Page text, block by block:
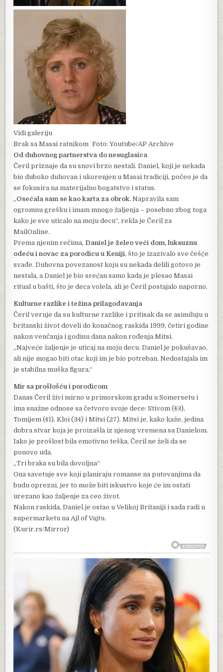
Vidi galeriju
Brak sa Masai ratnikom Foto: Youtube/AP Archive
Od duhovnog partnerstva do nesuglasica
Čeril priznaje da su snovi brzo nestali. Daniel, koji je nekada
bio duboko duhovan i ukorenjen u Masai tradiciji, počeo je da
se fokusira na materijalno bogatstvo i status.
„Osećala sam se kao karta za obrok. Napravila sam
ogromnu grešku i imam mnogo žaljenja – posebno zbog toga
kako je sve uticalo na moju decu“, rekla je Čeril za
MailOnline.
Prema njenim rečima, Daniel je želeo veći dom, luksuznu
odeću i novac za porodicu u Keniji, što je izazivalo sve češće
svađe. Duhovna povezanost koju su nekada delili gotovo je
nestala, a Daniel je bio srećan samo kada je plesao Masai
ritual u bašti, što je deca volela, ali je Čeril postajalo naporno.
Kulturne razlike i težina prilagođavanja
Čeril veruje da su kulturne razlike i pritisak da se asimiluju u
britanski život doveli do konačnog raskida 1999, četiri godine
nakon venčanja i godinu dana nakon rođenja Mitsi.
„Najveće žaljenje je uticaj na moju decu. Daniel je pokušavao,
ali nije mogao biti otac koji im je bio potreban. Nedostajala im
je stabilna muška figura.“
Mir sa prošlošću i porodicom
Danas Čeril živi mirno u primorskom gradu u Somersetu i
ima snažne odnose sa četvoro svoje dece: Stivom (43),
Tomijem (41), Kloi (34) i Mitsi (27). Mitsi je, kako kaže, jedina
dobra stvar koja je proizašla iz njenog vremena sa Danielom.
Iako je prošlost bila emotivno teška, Čeril ne želi da se
ponovo uda.
„Tri braka su bila dovoljna“
Ona savetuje sve koji planiraju romanse na putovanjima da
budu oprezni, jer to može biti iskustvo koje će im ostati
urezano kao žaljenje za ceo život.
Nakon raskida, Daniel je ostao u Velikoj Britaniji i sada radi u
supermarketu na Ajl of Vajtu.
(Kurir.rs/Mirror)